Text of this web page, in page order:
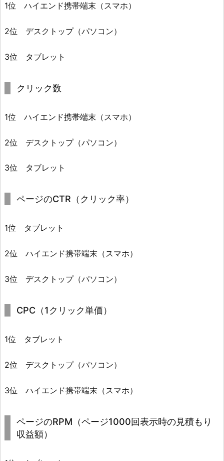
1位 ハイエンド携帯端末（スマホ）
2位 デスクトップ（パソコン）
3位 タブレット
クリック数
1位 ハイエンド携帯端末（スマホ）
2位 デスクトップ（パソコン）
3位 タブレット
ページのCTR（クリック率）
1位 タブレット
2位 ハイエンド携帯端末（スマホ）
3位 デスクトップ（パソコン）
CPC（1クリック単価）
1位 タブレット
2位 デスクトップ（パソコン）
3位 ハイエンド携帯端末（スマホ）
ページのRPM（ページ1000回表示時の見積もり
収益額）